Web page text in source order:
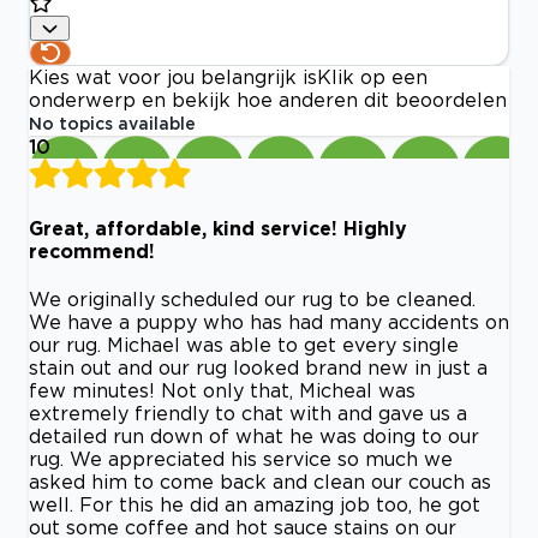
Kies wat voor jou belangrijk is Klik op een
onderwerp en bekijk hoe anderen dit beoordelen
No topics available
10
Great, affordable, kind service! Highly
recommend!
We originally scheduled our rug to be cleaned.
We have a puppy who has had many accidents on
our rug. Michael was able to get every single
stain out and our rug looked brand new in just a
few minutes! Not only that, Micheal was
extremely friendly to chat with and gave us a
detailed run down of what he was doing to our
rug. We appreciated his service so much we
asked him to come back and clean our couch as
well. For this he did an amazing job too, he got
out some coffee and hot sauce stains on our